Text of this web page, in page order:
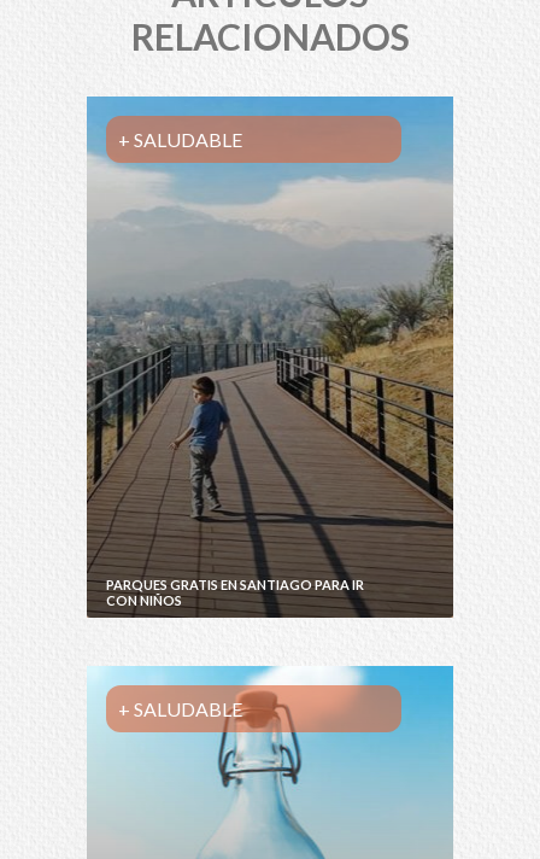
RELACIONADOS
+ SALUDABLE
PARQUES GRATIS EN SANTIAGO PARA IR
CON NIÑOS
+ SALUDABLE